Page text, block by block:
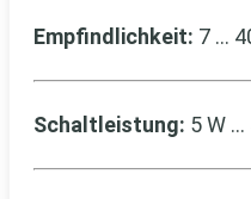
Empfindlichkeit: 7 …
Schaltleistung: 5 W …